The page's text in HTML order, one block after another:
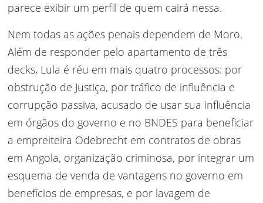
parece exibir um perfil de quem cairá nessa.
Nem todas as ações penais dependem de Moro.
Além de responder pelo apartamento de três
decks, Lula é réu em mais quatro processos: por
obstrução de Justiça, por tráfico de influência e
corrupção passiva, acusado de usar sua influência
em órgãos do governo e no BNDES para beneficiar
a empreiteira Odebrecht em contratos de obras
em Angola, organização criminosa, por integrar um
esquema de venda de vantagens no governo em
benefícios de empresas, e por lavagem de